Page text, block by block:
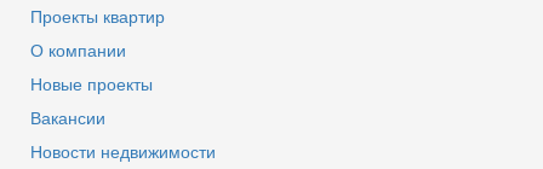
Проекты квартир
О компании
Новые проекты
Вакансии
Новости недвижимости